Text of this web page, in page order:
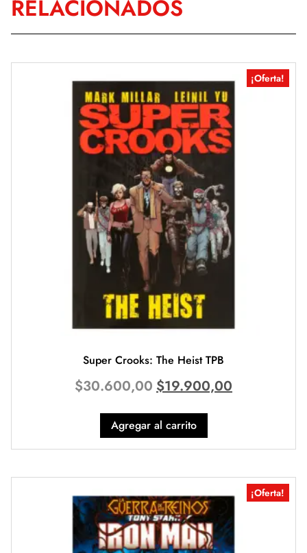
RELACIONADOS
¡Oferta!
Super Crooks: The Heist TPB
$30.600,00 $19.900,00
Agregar al carrito
¡Oferta!